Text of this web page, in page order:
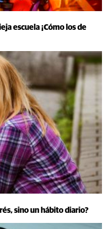
escuela ¡Cómo los de
sino un hábito diario?